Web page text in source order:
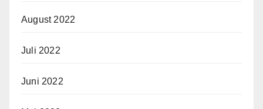
August 2022
Juli 2022
Juni 2022